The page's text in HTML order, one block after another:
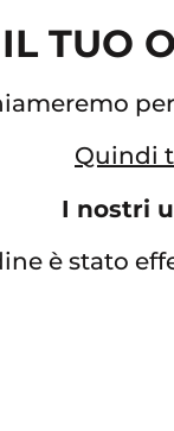
TUO
Quindi
I nostri
è stato